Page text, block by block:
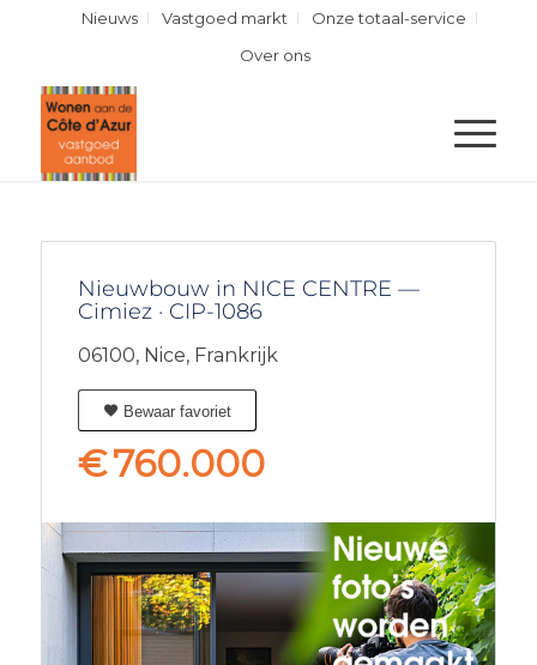
Nieuws Vastgoed markt
Onze totaal-service
Over ons
Nieuwbouw in NICE CENTRE —
Cimiez · CIP-1086
06100, Nice, Frankrijk
Bewaar favoriet
€760.000